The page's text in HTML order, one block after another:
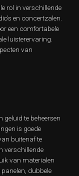
rol in verschillende
en concertzalen.
een comfortabele
luisterervaring.
van
geluid te beheersen
is goede
buitenaf te
verschillende
van materialen
dubbele